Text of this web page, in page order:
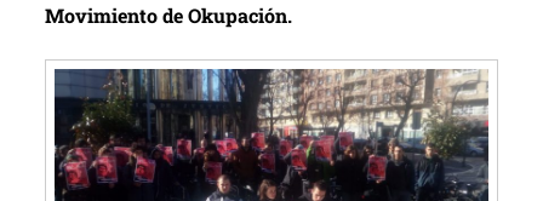
Movimiento de Okupación.